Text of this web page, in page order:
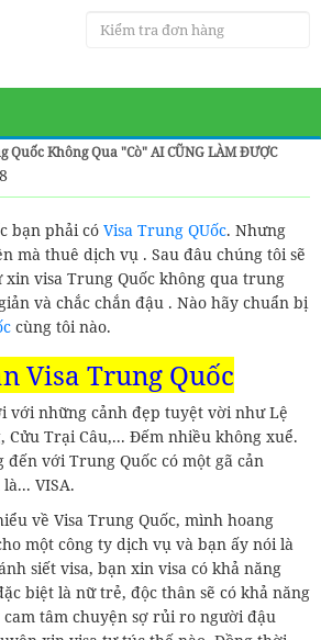
Quốc Không Qua "cò" AI CŨNG LÀM ĐƯỢC
bạn phải có Visa Trung QUốc. Nhưng
mà thuê dịch vụ . Sau đâu chúng tôi sẽ
visa Trung Quốc không qua trung
và chắc chắn đậu . Nào hãy chuẩn bị
cùng tôi nào.
Visa Trung Quốc
với những cảnh đẹp tuyệt vời như Lệ
Cửu Trại Câu,... Đếm nhiều không xuể.
với Trung Quốc có một gã cản
VISA.
về Visa Trung Quốc, mình hoang
một công ty dịch vụ và bạn ấy nói là
siết visa, bạn xin visa có khả năng
biệt là nữ trẻ, độc thân sẽ có khả năng
tâm chuyện sợ rủi ro người đậu